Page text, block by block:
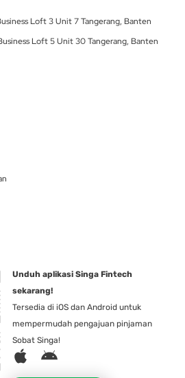
i
Loft 3 Unit 7 Tangerang, Banten
Loft 5 Unit 30 Tangerang, Banten
Unduh aplikasi Singa Fintech
sekarang!
Tersedia di iOS dan Android untuk
mempermudah pengajuan pinjaman
Sobat Singa!
A
A